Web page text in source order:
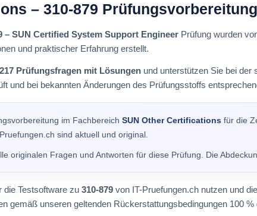
– 310-879
– SUN Certified System Support Engineer Prüfung wurden
und praktischer Erfahrung erstellt.
217 Prüfungsfragen mit Lösungen und unterstützen Sie bei der
und bei bekannten Änderungen des Prüfungsstoffs
im Fachbereich SUN Other Certifications für die
sind aktuell und original.
originalen Fragen und Antworten für diese Prüfung. Die
die Testsoftware zu 310-879 von IT-Pruefungen.ch nutzen und
gemäß unseren geltenden Rückerstattungsbedingungen 100